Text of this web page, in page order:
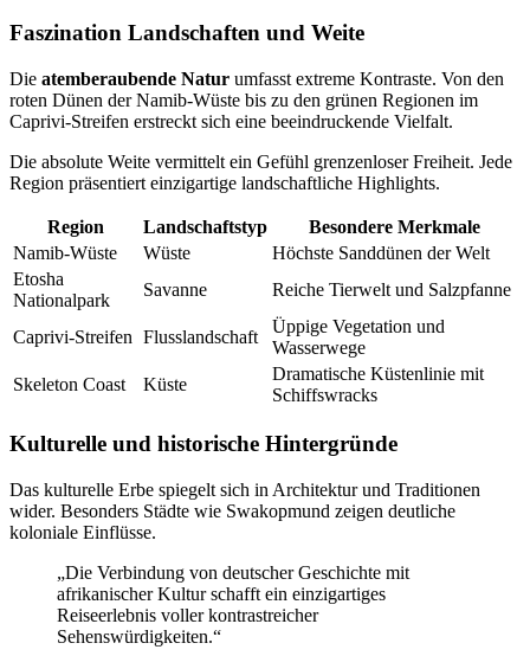
Faszination Landschaften und Weite
Die atemberaubende Natur umfasst extreme Kontraste. Von den
roten Dünen der Namib-Wüste bis zu den grünen Regionen im
Caprivi-Streifen erstreckt sich eine beeindruckende Vielfalt.
Die absolute Weite vermittelt ein Gefühl grenzenloser Freiheit. Jede
Region präsentiert einzigartige landschaftliche Highlights.
Region Landschaftstyp
Besondere Merkmale
Namib-Wüste
Wüste
Höchste Sanddünen der Welt
Etosha
Nationalpark
Savanne Reiche Tierwelt und Salzpfanne
Caprivi-Streifen Flusslandschaft
Üppige Vegetation und
Wasserwege
Skeleton Coast
Küste
Dramatische Küstenlinie mit
Schiffswracks
Kulturelle und historische Hintergründe
Das kulturelle Erbe spiegelt sich in Architektur und Traditionen
wider. Besonders Städte wie Swakopmund zeigen deutliche
koloniale Einflüsse.
„Die Verbindung von deutscher Geschichte mit
afrikanischer Kultur schafft ein einzigartiges
Reiseerlebnis voller kontrastreicher
Sehenswürdigkeiten.“